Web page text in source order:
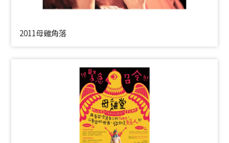
2011母雞角落